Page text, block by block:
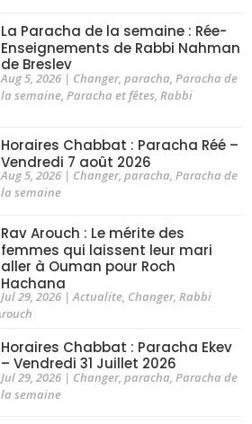
La Paracha de la semaine : Rée-
Enseignements de Rabbi Nahman
de Breslev
Aug 5, 2026| Changer, paracha, Paracha de
la semaine, Paracha et fêtes, Rabbi
Horaires Chabbat : Paracha Réé –
Vendredi 7 août 2026
Aug 5, 2026| Changer, paracha, Paracha de
la semaine
Rav Arouch : Le mérite des
femmes qui laissent leur mari
aller à Ouman pour Roch
Hachana
Jul 29, 2026|Actualite, Changer, Rabbi
Horaires Chabbat : Paracha Ekev
– Vendredi 31 Juillet 2026
Jul 29, 2026| Changer, paracha, Paracha de
la semaine